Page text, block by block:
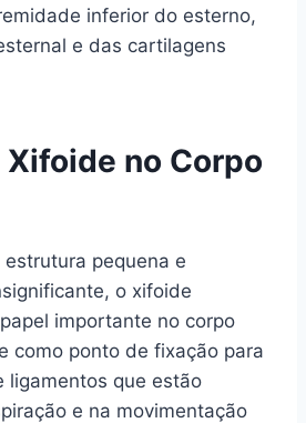
inferior do esterno,
e das cartilagens
Xifoide no Corpo
pequena e
o xifoide
importante no corpo
como ponto de fixação para
ligamentos que estão
e na movimentação